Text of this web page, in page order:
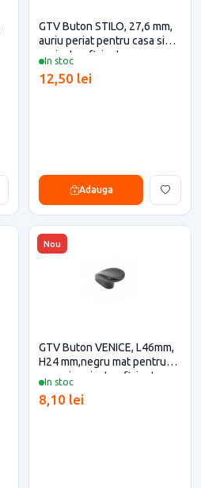
In stoc
GTV Buton STILO, 27,6 mm,
auriu periat pentru casa si
proiecte eficiente
12,50 lei
Adauga
Nou
In stoc
GTV Buton VENICE, L46mm,
H24 mm,negru mat pentru
casa si proiecte eficiente
8,10 lei